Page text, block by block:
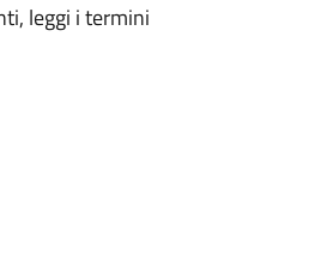
leggi i termini